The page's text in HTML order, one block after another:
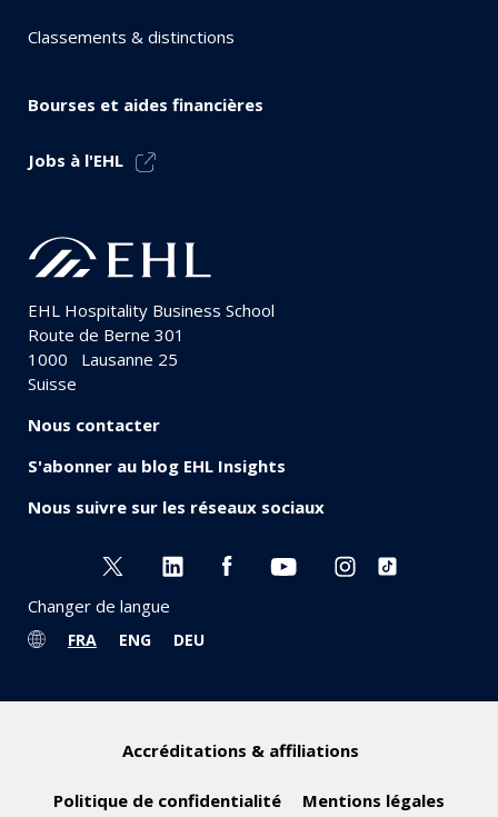
Classements & distinctions
Bourses et aides financières
Jobs à l'EHL
EHL Hospitality Business School
Route de Berne 301
1000
Lausanne 25
Suisse
Nous contacter
S'abonner au blog EHL Insights
Nous suivre sur les réseaux sociaux
Changer de langue
FRA ENG DEU
Accréditations & affiliations
Politique de confidentialité Mentions légales